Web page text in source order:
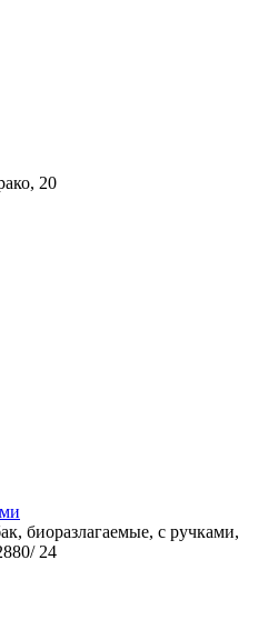
20
биоразлагаемые, с ручками,
24